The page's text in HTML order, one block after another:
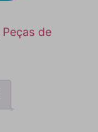
Peças de